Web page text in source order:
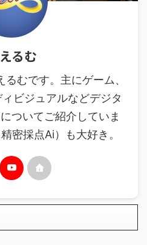
るむ
むです。主にゲーム、
ビジュアルなどデジタ
ついてご紹介していま
密採点Ai）も大好き。